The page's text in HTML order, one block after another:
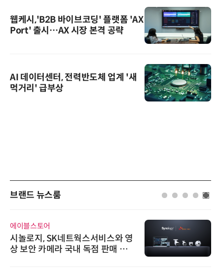
웹케시,'B2B 바이브코딩' 플랫폼 'AX
Port' 출시…AX 시장 본격 공략
AI 데이터센터, 전력반도체 업계 '새
먹거리' 급부상
브랜드 뉴스룸
위고페어
위고페어, 서울AI허브 '2026 AI 전
환(AX) 지원사업' 컨소시엄 선정